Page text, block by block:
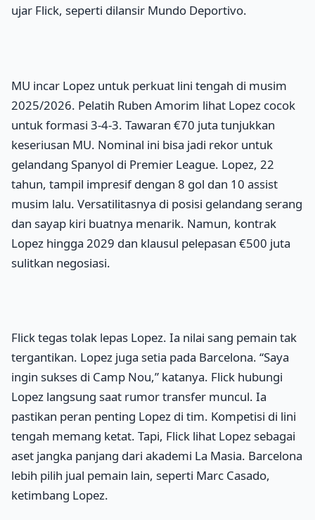
ujar Flick, seperti dilansir Mundo Deportivo.
MU incar Lopez untuk perkuat lini tengah di musim
2025/2026. Pelatih Ruben Amorim lihat Lopez cocok
untuk formasi 3-4-3. Tawaran €70 juta tunjukkan
keseriusan MU. Nominal ini bisa jadi rekor untuk
gelandang Spanyol di Premier League. Lopez, 22
tahun, tampil impresif dengan 8 gol dan 10 assist
musim lalu. Versatilitasnya di posisi gelandang serang
dan sayap kiri buatnya menarik. Namun, kontrak
Lopez hingga 2029 dan klausul pelepasan €500 juta
sulitkan negosiasi.
Flick tegas tolak lepas Lopez. Ia nilai sang pemain tak
tergantikan. Lopez juga setia pada Barcelona. “Saya
ingin sukses di Camp Nou,” katanya. Flick hubungi
Lopez langsung saat rumor transfer muncul. Ia
pastikan peran penting Lopez di tim. Kompetisi di lini
tengah memang ketat. Tapi, Flick lihat Lopez sebagai
aset jangka panjang dari akademi La Masia. Barcelona
lebih pilih jual pemain lain, seperti Marc Casado,
ketimbang Lopez.